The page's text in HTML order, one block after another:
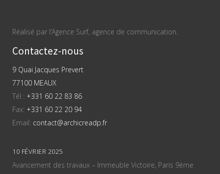
Réalisé par l’Agence Surf, agence de communication.
Contactez-nous
9 Quai Jacques Prevert
77100 MEAUX
Tél : +331 60 22 83 86
Fax: +331 60 22 20 94
Email: contact@archicreadp.fr
10 FÉVRIER 2025
Avancement des travaux – Immeuble Victoire, Paris 9ème